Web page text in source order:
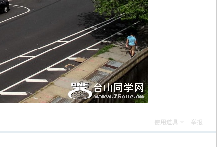
使用道具 举报